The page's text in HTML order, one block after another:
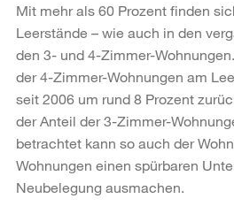
Mit mehr als 60 Prozent finden
Leerstände – wie auch in den
den 3- und 4-Zimmer-
der 4-Zimmer-Wohnungen am
seit 2006 um rund 8 Prozent
der Anteil der 3-Zimmer-
betrachtet kann so auch der
Wohnungen einen spürbaren
Neubelegung ausmachen.